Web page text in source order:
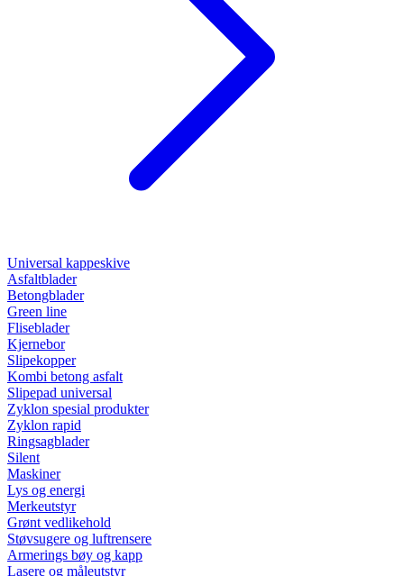
Universal kappeskive
Asfaltblader
Betongblader
Green line
Fliseblader
Kjernebor
Slipekopper
Kombi betong asfalt
Slipepad universal
Zyklon spesial produkter
Zyklon rapid
Ringsagblader
Silent
Maskiner
Lys og energi
Merkeutstyr
Grønt vedlikehold
Støvsugere og luftrensere
Armerings bøy og kapp
Lasere og måleutstyr